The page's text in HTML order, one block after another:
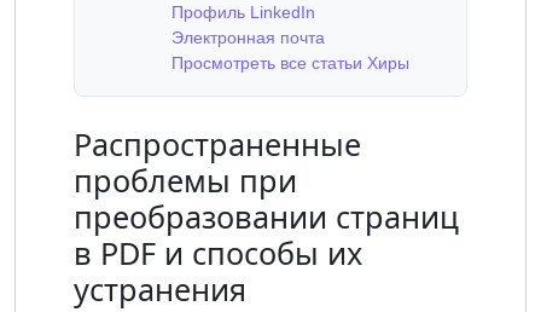
Профиль LinkedIn
Электронная почта
Просмотреть все статьи Хиры
Распространенные
проблемы при
преобразовании страниц
в PDF и способы их
устранения